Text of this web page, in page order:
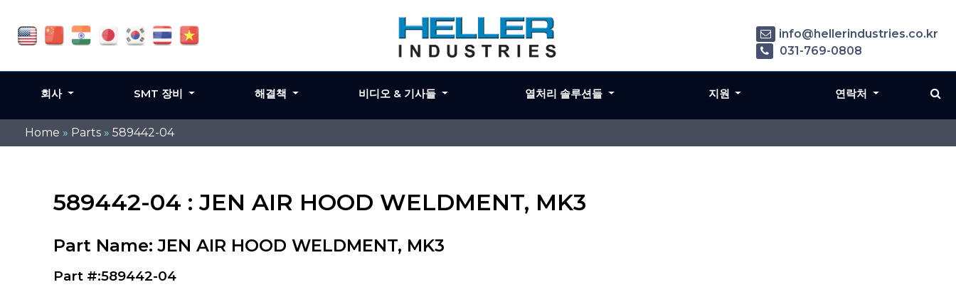
Home » Parts » 589442-04
589442-04 : JEN AIR HOOD WELDMENT, MK3
Part Name: JEN AIR HOOD WELDMENT, MK3
Part #:589442-04
info@hellerindustries.co.kr
031-769-0808
회사 SMT 장비 해결책 비디오 & 기사들 열처리 솔루션들 지원 연락처